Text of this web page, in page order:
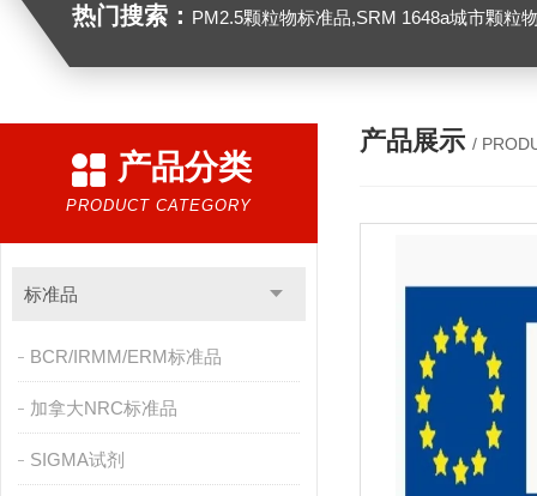
热门搜索： PM2.5颗粒物标准品,SRM 1648a城市颗粒物,SRM 1649B
产品分类
PRODUCT CATEGORY
标准品
BCR/IRMM/ERM标准品
加拿大NRC标准品
SIGMA试剂
产品展示 /